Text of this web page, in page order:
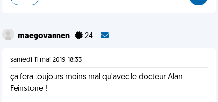
maegovannen 24
samedi 11 mai 2019 18:33
ça fera toujours moins mal qu'avec le docteur Alan
Feinstone !